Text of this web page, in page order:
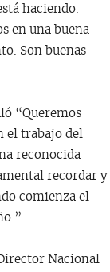
haciendo.
en una buena
Son buenas
“Queremos
el trabajo del
reconocida
recordar y
comienza el
Nacional